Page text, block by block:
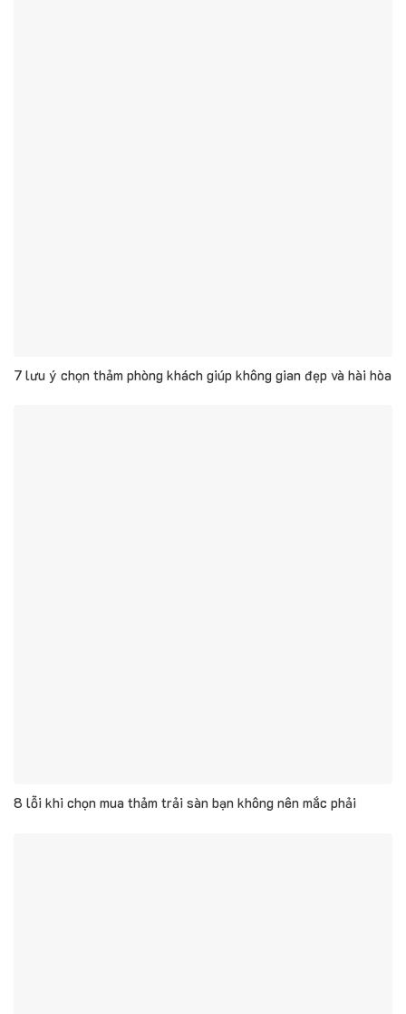
7 lưu ý chọn thảm phòng khách giúp không gian đẹp và hài hòa
8 lỗi khi chọn mua thảm trải sàn bạn không nên mắc phải